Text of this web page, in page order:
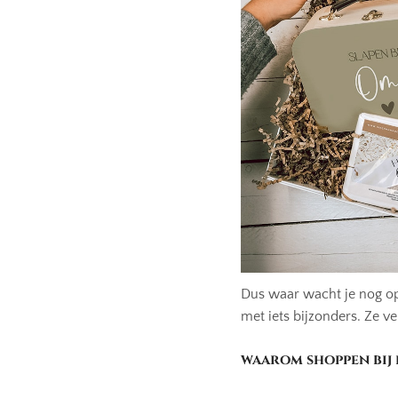
Dus waar wacht je nog
met iets bijzonders. Ze
waarom shoppen bij